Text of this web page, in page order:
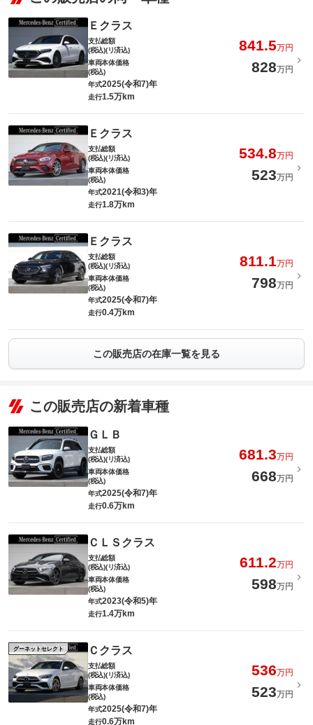
Ｅクラス
支払総額
(税込)(リ済込)
841.5万円
車両本体価格
(税込)
828万円
年式2025(令和7)年
走行1.5万km
Ｅクラス
支払総額
(税込)(リ済込)
534.8万円
車両本体価格
(税込)
523万円
年式2021(令和3)年
走行1.8万km
Ｅクラス
支払総額
(税込)(リ済込)
811.1万円
車両本体価格
(税込)
798万円
年式2025(令和7)年
走行0.4万km
この販売店の在庫一覧を見る
この販売店の新着車種
ＧＬＢ
支払総額
(税込)(リ済込)
681.3万円
車両本体価格
(税込)
668万円
年式2025(令和7)年
走行0.6万km
ＣＬＳクラス
支払総額
(税込)(リ済込)
611.2万円
車両本体価格
(税込)
598万円
年式2023(令和5)年
走行1.4万km
グーネットセレクト Ｃクラス
支払総額
(税込)(リ済込)
536万円
車両本体価格
(税込)
523万円
年式2025(令和7)年
走行0.6万km